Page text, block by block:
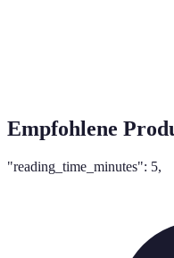
Empfohlene
"reading_time_minutes": 5,